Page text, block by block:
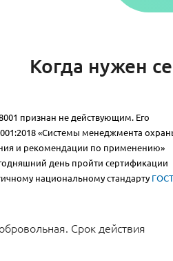
Когда нужен
признан не действующим. Его
«Системы менеджмента
и рекомендации по применению»
день пройти сертификации
национальному стандарту
Срок действия